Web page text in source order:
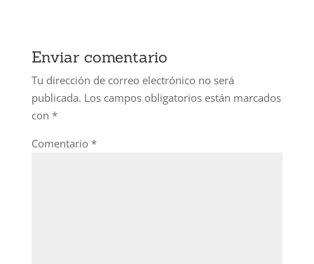
Enviar comentario
Tu dirección de correo electrónico no será
publicada. Los campos obligatorios están marcados
con *
Comentario *